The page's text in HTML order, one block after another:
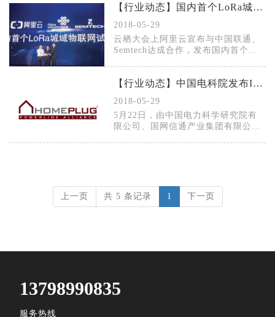
应用场景。在众多的LPWAN技术流派
力的技术，各自吸引了大量的粉丝群
体。
【行业动态】国内首个LoRa城域网试商用背后的深意
2018-05-29
云栖大会上阿里云宣布与中国联通、
Semtech达成合作，发布国内首个
经，其背后传递出来的不少信息耐人
【行业动态】中国电科院发布IEEE 1901.1标准国际标准
2018-05-29
5月22日，由中国电力科学研究院有
限公司、国网信通产业集团有限公司
上一页 共 5 条记录 1 下一页
13798990835
服务热线